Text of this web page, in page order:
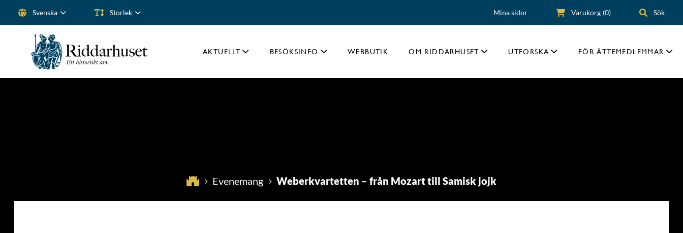
Svenska Storlek Mina sidor Varukorg (0) Sök
AKTUELLT BESÖKSINFO WEBBUTIK OM RIDDARHUSET UTFORSKA FÖR ÄTTEMEDLEMMAR
Evenemang Weberkvartetten – från Mozart till Samisk jojk